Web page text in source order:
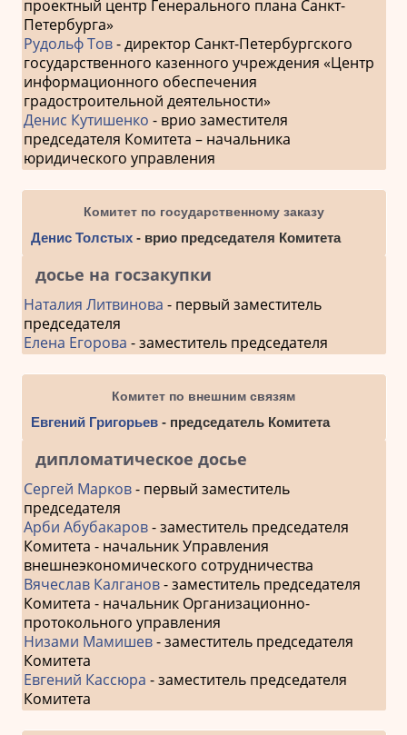
проектный центр Генерального плана Санкт-
Петербурга»
Рудольф Тов- директор Санкт-Петербургского
государственного казенного учреждения «Центр
информационного обеспечения
градостроительной деятельности»
Денис Кутишенко - врио заместителя
председателя Комитета – начальника
юридического управления
Комитет по государственному заказу
Денис Толстых- врио председателя Комитета
досье на госзакупки
Наталия Литвинова - первый заместитель
председателя
Елена Егорова - заместитель председателя
Комитет по внешним связям
Евгений Григорьев- председатель Комитета
дипломатическое досье
Сергей Марков- первый заместитель
председателя
Арби Абубакаров- заместитель председателя
Комитета - начальник Управления
внешнеэкономического сотрудничества
Вячеслав Калганов- заместитель председателя
Комитета - начальник Организационно-
протокольного управления
Низами Мамишев- заместитель председателя
Комитета
Евгений Кассюра - заместитель председателя
Комитета